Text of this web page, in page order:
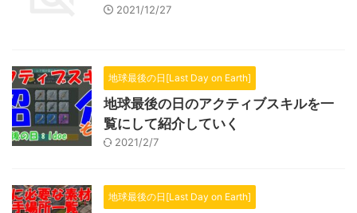
2021/12/27
地球最後の日[Last Day on Earth]
地球最後の日のアクティブスキルを一
覧にして紹介していく
2021/2/7
地球最後の日[Last Day on Earth]